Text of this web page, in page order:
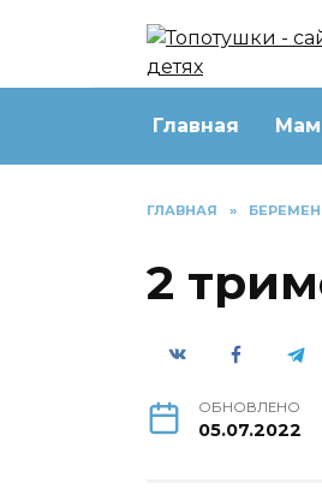
Главная
ГЛАВНАЯ »
2
ОБНОВЛЕНО
05.07.2022